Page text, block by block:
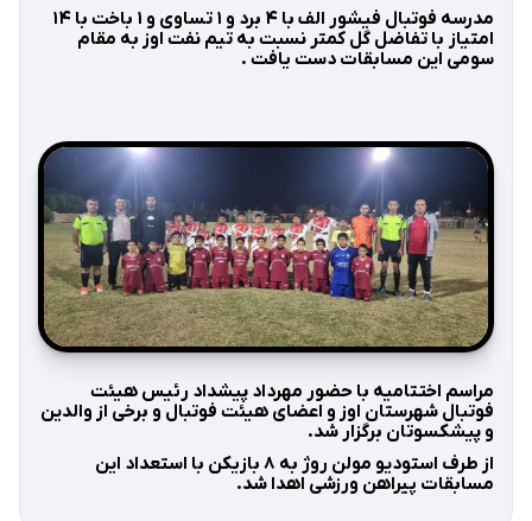
مدرسه فوتبال فیشور الف با ۴ برد و ۱ تساوی و ۱ باخت با ۱۴
امتیاز با تفاضل گل کمتر نسبت به تیم نفت اوز به مقام
سومی این مسابقات دست یافت .
مراسم اختتامیه با حضور مهرداد پیشداد رئیس هیئت
فوتبال شهرستان اوز و اعضای هیئت فوتبال و برخی از والدین
و پیشکسوتان برگزار شد.
از طرف استودیو مولن روژ به ۸ بازیکن با استعداد این
مسابقات پیراهن ورزشی اهدا شد.